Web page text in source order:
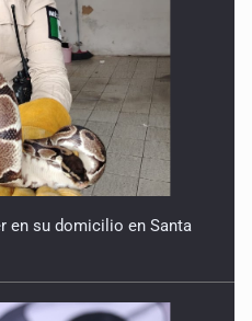
en su domicilio en Santa